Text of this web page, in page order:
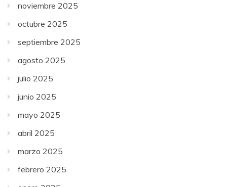
noviembre 2025
octubre 2025
septiembre 2025
agosto 2025
julio 2025
junio 2025
mayo 2025
abril 2025
marzo 2025
febrero 2025